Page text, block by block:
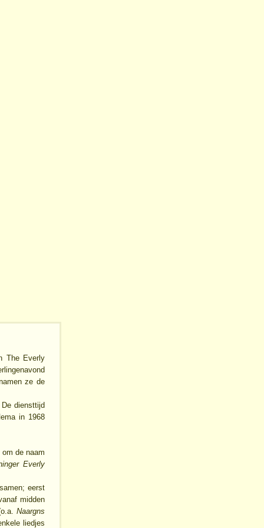
The Everly
ze de
diensttijd
in 1968
de naam
Everly
eerst
midden
Naargns
liedjes